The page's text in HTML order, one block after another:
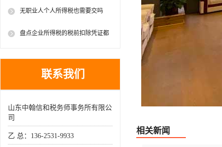
无职业人个人所得税也需要交吗
盘点企业所得税的税前扣除凭证都
联系我们
山东中翰信和税务师事务所有限公
司
乙 总：136-2531-9933
相关新闻